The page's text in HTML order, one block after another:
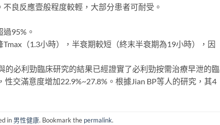
良反應壹般程度較輕，大部分患者可耐受。
95%。
（1.3小時），半衰期較短（終末半衰期為19小時），因
必利勁臨床研究的結果已經證實了必利勁按需治療早泄的臨
交滿意度增加22.9%~27.8%。根據Jian BP等人的研究，其4
in 男性健康. Bookmark the permalink.